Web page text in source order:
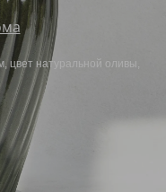
цвет натуральной оливы,